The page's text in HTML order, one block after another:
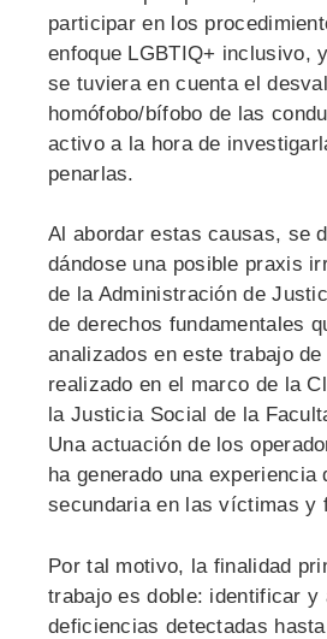
participar en los
enfoque LGBTIQ+ inclusivo,
se tuviera en cuenta el
homófobo/bífobo de las
activo a la hora de
penarlas.
Al abordar estas causas, se
dándose una posible praxis
de la Administración de
de derechos fundamentales
analizados en este trabajo
realizado en el marco de la
la Justicia Social de la
Una actuación de los
ha generado una
secundaria en las víctimas y
Por tal motivo, la finalidad
trabajo es doble: identificar y
deficiencias detectadas